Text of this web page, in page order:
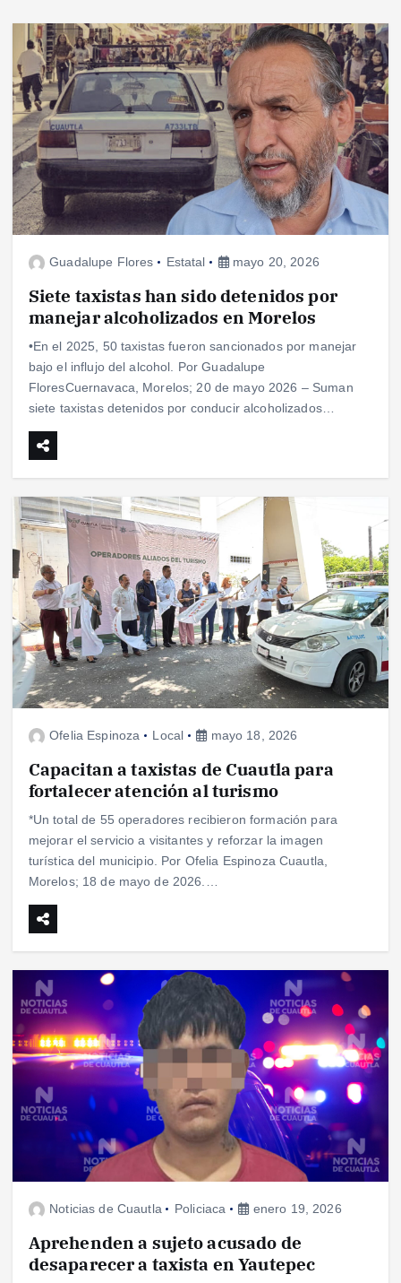
Guadalupe Flores Estatal mayo 20, 2026
Siete taxistas han sido detenidos por
manejar alcoholizados en Morelos
•En el 2025, 50 taxistas fueron sancionados por manejar
bajo el influjo del alcohol. Por Guadalupe
FloresCuernavaca, Morelos; 20 de mayo 2026 – Suman
siete taxistas detenidos por conducir alcoholizados…
Ofelia Espinoza Local mayo 18, 2026
Capacitan a taxistas de Cuautla para
fortalecer atención al turismo
*Un total de 55 operadores recibieron formación para
mejorar el servicio a visitantes y reforzar la imagen
turística del municipio. Por Ofelia Espinoza Cuautla,
Morelos; 18 de mayo de 2026.…
Noticias de Cuautla Policiaca enero 19, 2026
Aprehenden a sujeto acusado de
desaparecer a taxista en Yautepec